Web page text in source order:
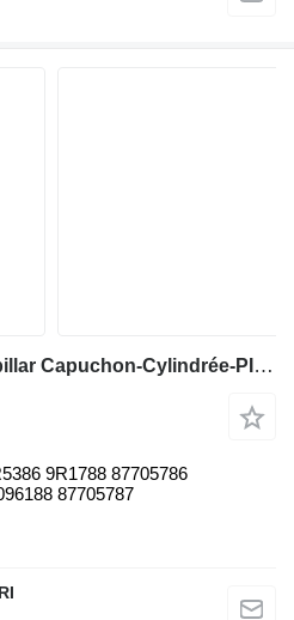
Vérin hydraulique Caterpillar Capuchon-Cylindrée-PISTON 2127469 9R5387 9R5386 9R1788 87705786 pour tractopelle Caterpillar 428-432-434-442-444
9R1788 87705786
87705787